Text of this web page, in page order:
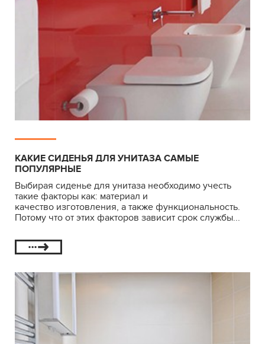
КАКИЕ СИДЕНЬЯ ДЛЯ УНИТАЗА САМЫЕ
ПОПУЛЯРНЫЕ
Выбирая сиденье для унитаза необходимо учесть
такие факторы как: материал и
качество изготовления, а также функциональность.
Потому что от этих факторов зависит срок службы...